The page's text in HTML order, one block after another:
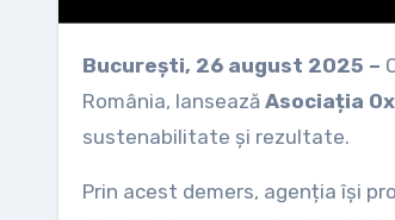
București, 26 august 2025 –
România, lansează Asociația
sustenabilitate și rezultate.
Prin acest demers, agenția își